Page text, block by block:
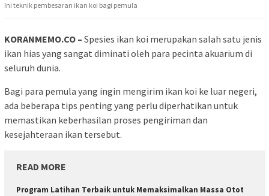
Ini teknik pembesaran ikan koi bagi pemula
KORANMEMO.CO – Spesies ikan koi merupakan salah satu jenis
ikan hias yang sangat diminati oleh para pecinta akuarium di
seluruh dunia.
Bagi para pemula yang ingin mengirim ikan koi ke luar negeri,
ada beberapa tips penting yang perlu diperhatikan untuk
memastikan keberhasilan proses pengiriman dan
kesejahteraan ikan tersebut.
READ MORE
Program Latihan Terbaik untuk Memaksimalkan Massa Otot